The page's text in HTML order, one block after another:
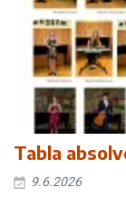
Tabla
9.6.2026